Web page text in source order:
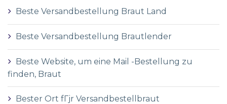
Beste Versandbestellung Braut Land
Beste Versandbestellung Brautlender
Beste Website, um eine Mail -Bestellung zu
finden, Braut
Bester Ort fГјr Versandbestellbraut